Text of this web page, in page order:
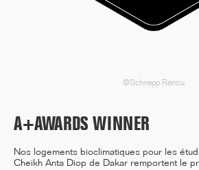
04/26
©Schnepp Renou
A+AWARDS WINNER
Nos logements bioclimatiques pour les
Cheikh Anta Diop de Dakar remportent le